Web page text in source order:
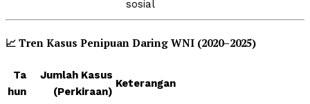
sosial
📈 Tren Kasus Penipuan Daring WNI (2020–2025)
Ta
hun
Jumlah Kasus
(Perkiraan)
Keterangan